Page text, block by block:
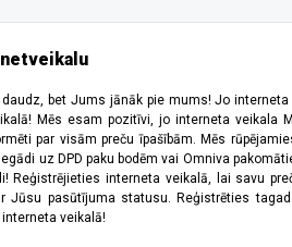
daudz, bet Jums jānāk pie mums! Jo
Mēs esam pozitīvi, jo interneta veikala
par visām preču īpašībām. Mēs
uz DPD paku bodēm vai Omniva
Reģistrējieties interneta veikalā, lai savu
Jūsu pasūtījuma statusu. Reģistrēties
veikalā!